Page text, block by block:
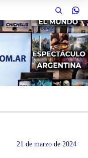
21 de marzo de 2024